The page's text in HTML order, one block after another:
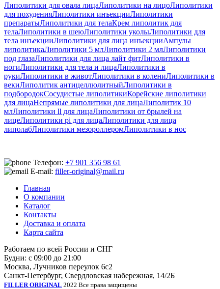
Липолитики для овала лицаЛиполитики на лицоЛиполитики
для похуденияЛиполитики инъекцииЛиполитики
препаратыЛиполитики для телаКрем липолитик для
телаЛиполитики в шеюЛиполитики уколыЛиполитики для
тела инъекцииЛиполитики для лица инъекцииАмпулы
липолитикаЛиполитики 5 млЛиполитики 2 млЛиполитики
под глазаЛиполитики для лица лайт фитЛиполитики в
ногиЛиполитики для тела и лицаЛиполитики в
рукиЛиполитики в животЛиполитики в колениЛиполитики в
векиЛиполитик антицеллюлитныйЛиполитики в
подбородокСосудистые липолитикиКорейские липолитики
для лицаНепрямые липолитики для лицаЛиполитик 10
млЛиполитики ll для лицаЛиполитики от брылей на
лицеЛиполитики pi для лицаЛиполитики для лица
липолабЛиполитики мезороллеромЛиполитики в нос
Телефон: +7 901 356 98 61
E-mail: filler-original@mail.ru
Главная
О компании
Каталог
Контакты
Доставка и оплата
Карта сайта
Работаем по всей России и СНГ
Будни: с 09:00 до 21:00
Москва, Лучников переулок 6с2
Санкт-Петербург, Свердловская набережная, 14/2Б
FILLER ORIGINAL 2022 Все права защищены